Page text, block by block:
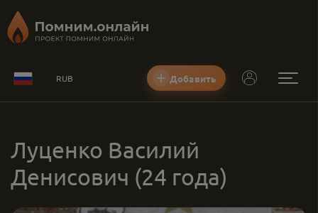
RUB Добавить
Луценко Василий
Денисович (24 года)